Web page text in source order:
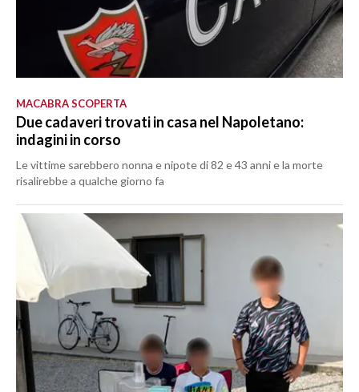
MACABRA SCOPERTA
Due cadaveri trovati in casa nel Napoletano:
indagini in corso
Le vittime sarebbero nonna e nipote di 82 e 43 anni e la morte
risalirebbe a qualche giorno fa